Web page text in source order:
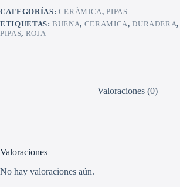
CATEGORÍAS: CERÀMICA,PIPAS
ETIQUETAS:BUENA, CERAMICA,DURADERA,
PIPAS, ROJA
Valoraciones (0)
Valoraciones
No hay valoraciones aún.